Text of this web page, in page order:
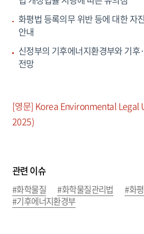
화평법 등록의무 위반 등에 대한 자
안내
신정부의 기후에너지환경부와 기
전망
[영문] Korea Environmental Legal
2025)
관련 이슈
#화학물질 #화학물질관리법 #화
#기후에너지환경부